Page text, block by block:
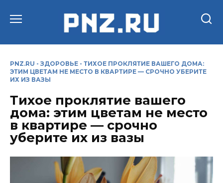
PNZ.RU - ЗДОРОВЬЕ - ТИХОЕ ПРОКЛЯТИЕ ВАШЕГО ДОМА:
ЭТИМ ЦВЕТАМ НЕ МЕСТО В КВАРТИРЕ — СРОЧНО УБЕРИТЕ
ИХ ИЗ ВАЗЫ
Тихое проклятие вашего
дома: этим цветам не место
в квартире — срочно
уберите их из вазы